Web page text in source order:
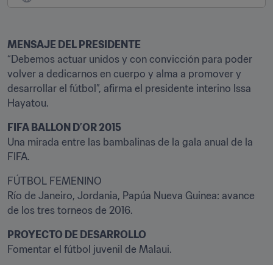
MENSAJE DEL PRESIDENTE
“Debemos actuar unidos y con convicción para poder
volver a dedicarnos en cuerpo y alma a promover y
desarrollar el fútbol”, afirma el presidente interino Issa
Hayatou.
FIFA BALLON D’OR 2015
Una mirada entre las bambalinas de la gala anual de la
FIFA.
FÚTBOL FEMENINO
Río de Janeiro, Jordania, Papúa Nueva Guinea: avance
de los tres torneos de 2016.
PROYECTO DE DESARROLLO
Fomentar el fútbol juvenil de Malaui.